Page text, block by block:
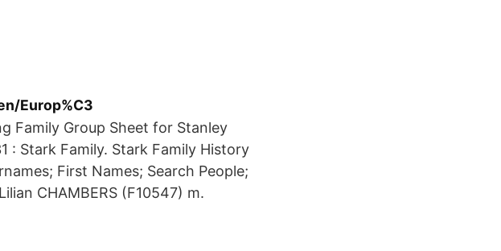
Europ%C3
Family Group Sheet for Stanley
: Stark Family. Stark Family History
First Names; Search People;
CHAMBERS (F10547) m.